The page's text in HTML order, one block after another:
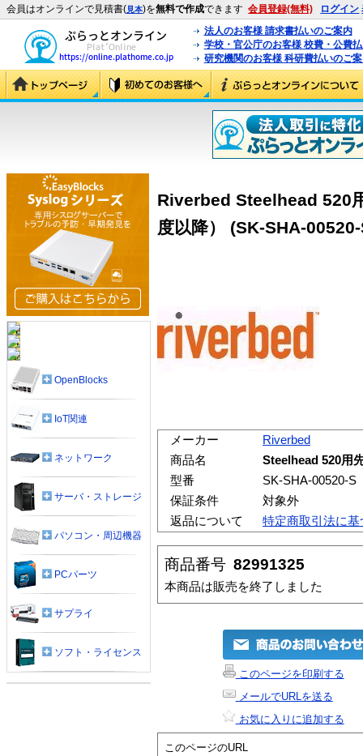
会員はオンラインで見積書(見本)を無料で作成できます 会員登録(無料) ログイン
法人のお客様 請求書払いのご案内
学校・官公庁のお客様 校費・公費
研究機関のお客様 科研費払いのご
Riverbed Steelhead 520
度以降） (SK-SHA-
メーカー
Riverbed
商品名
Steelhead 520用
型番
SK-SHA-00520-S
保証条件
対象外
返品について
特定商取引法に基
商品番号 82991325
本商品は販売を終了しました
このページを印刷する
メールでURLを送る
お気に入りに追加する
このページのURL
OpenBlocks
IoT関連
ネットワーク
サーバ・ストレージ
パソコン・周辺機器
PCパーツ
サプライ
ソフト・ライセンス